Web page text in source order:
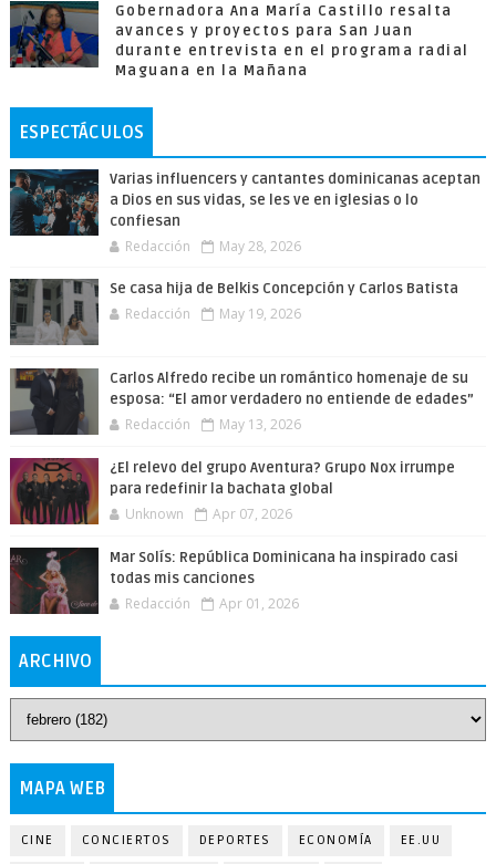
Gobernadora Ana María Castillo resalta
avances y proyectos para San Juan
durante entrevista en el programa radial
Maguana en la Mañana
ESPECTÁCULOS
Varias influencers y cantantes dominicanas aceptan
a Dios en sus vidas, se les ve en iglesias o lo
confiesan
Redacción May 28, 2026
Se casa hija de Belkis Concepción y Carlos Batista
Redacción May 19, 2026
Carlos Alfredo recibe un romántico homenaje de su
esposa: “El amor verdadero no entiende de edades”
Redacción May 13, 2026
¿El relevo del grupo Aventura? Grupo Nox irrumpe
para redefinir la bachata global
Unknown Apr 07, 2026
Mar Solís: República Dominicana ha inspirado casi
todas mis canciones
Redacción Apr 01, 2026
ARCHIVO
MAPA WEB
CINE CONCIERTOS DEPORTES ECONOMÍA EE.UU